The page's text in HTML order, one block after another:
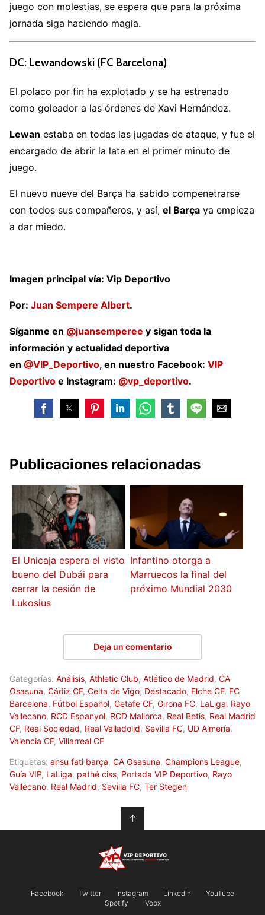
juego con molestias, se espera que para la próxima
jornada siga haciendo magia.
DC: Lewandowski (FC Barcelona)
El polaco por fin ha explotado y se ha estrenado
como goleador a las órdenes de Xavi Hernández.
Lewan estaba en todas las jugadas de ataque, y fue el
encargado de abrir la lata en el primer minuto de
juego.
El nuevo nueve del Barça ha sabido compenetrarse
con todos sus compañeros, y así, el Barça ya empieza
a dar miedo.
Imagen principal vía: Vip Deportivo
Por: Juan Sempere Albert.
Síganme en @juansemperee y sigan toda la
información y actualidad deportiva
en @VIP_Deportivo, en nuestro Facebook: VIP
Deportivo e Instagram: @vp_deportivo.
Publicaciones relacionadas
El Unicaja espera el visto
bueno del Dubái para
cerrar la cesión de
Lukosius
Infantino otorga a
Marruecos la final del
próximo Mundial 2030
Deja un comentario
Categorías: Análisis, Athletic Club, Atlético de Madrid, CA
Osasuna, Cádiz CF, Celta de Vigo, Destacado, Elche CF, FC
Barcelona, Fútbol Español, Getafe CF, Girona FC, LaLiga, Rayo
Vallecano, RCD Espanyol, RCD Mallorca, Real Betis, Real Madrid
CF, Real Sociedad, Real Valladolid, Sevilla FC, UD Almería,
Valencia CF, Villarreal CF
Etiquetas: ansu fati barça, CA Osasuna, Champions League,
Guía VIP, LaLiga, pathé ciss, Portada VIP Deportivo, Rayo
Vallecano, Real Madrid, Sevilla FC, Ter Stegen
↑
Facebook Twitter Instagram LinkedIn
YouTube
Spotify
iVoox